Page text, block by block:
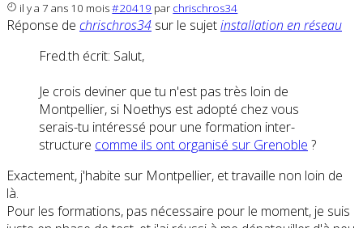
il y a 7 ans 10 mois#20419 par chrischros34
Réponse de chrischros34 sur le sujetinstallation en réseau
Fred.th écrit: Salut,
Je crois deviner que tu n'est pas très loin de
Montpellier, si Noethys est adopté chez vous
serais-tu intéressé pour une formation inter-
structure comme ils ont organisé sur Grenoble ?
Exactement, j'habite sur Montpellier, et travaille non loin de
là.
Pour les formations, pas nécessaire pour le moment, je suis